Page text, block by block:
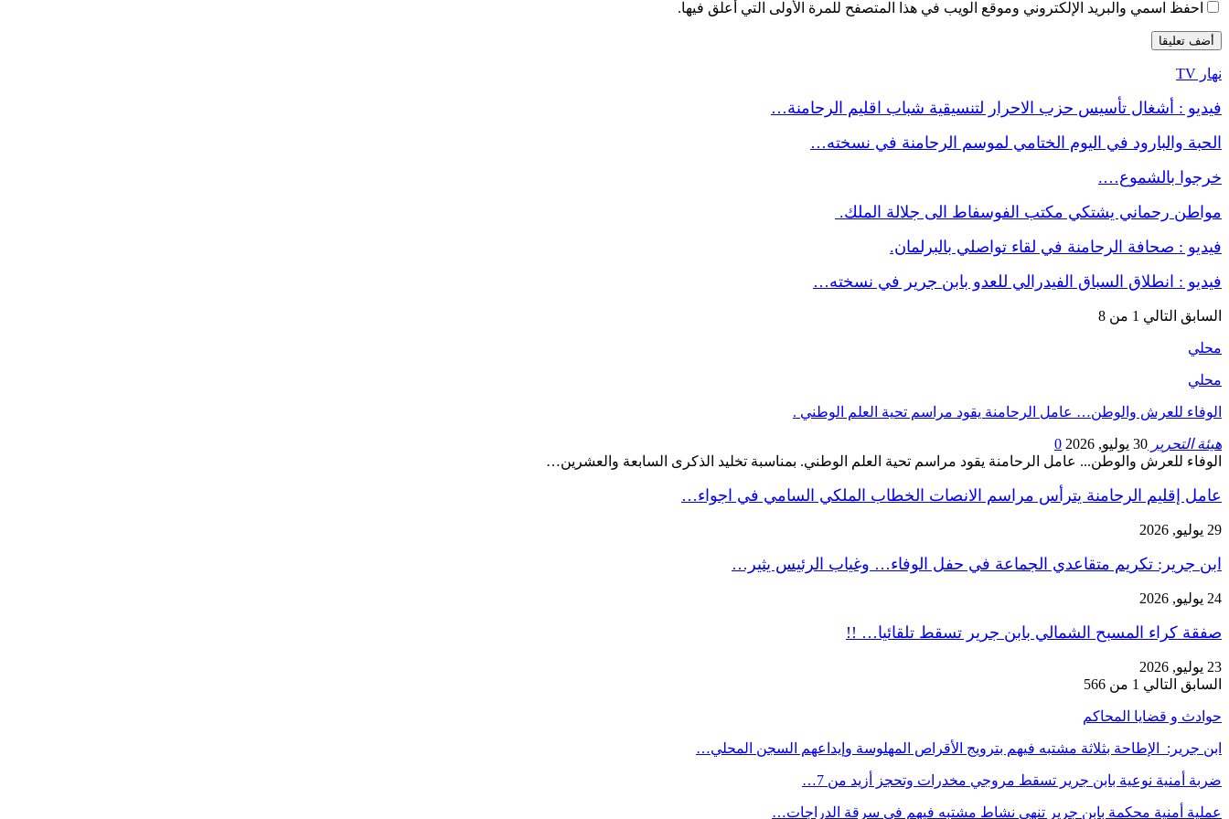
احفظ اسمي والبريد الإلكتروني وموقع الويب في هذا المتصفح للمرة الأولى التي أعلق فيها.
نهار TV
فيديو : أشغال تأسيس حزب الاحرار لتنسيقية شباب اقليم الرحامنة…
الحبة والبارود في اليوم الختامي لموسم الرحامنة في نسخته…
خرجوا بالشموع….
مواطن رحماني يشتكي مكتب الفوسفاط الى جلالة الملك.
فيديو : صحافة الرحامنة في لقاء تواصلي بالبرلمان.
فيديو : انطلاق السباق الفيدرالي للعدو بابن جرير في نسخته…
السابق التالي 1 من 8
محلي
محلي
الوفاء للعرش والوطن… عامل الرحامنة يقود مراسم تحية العلم الوطني .
هيئة التحرير 30 يوليو, 2026
0
الوفاء للعرش والوطن... عامل الرحامنة يقود مراسم تحية العلم الوطني. بمناسبة تخليد الذكرى السابعة والعشرين…
عامل إقليم الرحامنة يترأس مراسم الانصات الخطاب الملكي السامي في اجواء…
29 يوليو, 2026
ابن جرير: تكريم متقاعدي الجماعة في حفل الوفاء… وغياب الرئيس يثير…
24 يوليو, 2026
صفقة كراء المسبح الشمالي بابن جرير تسقط تلقائيا… !!
23 يوليو, 2026
السابق التالي 1 من 566
حوادث و قضايا المحاكم
ابن جرير: الإطاحة بثلاثة مشتبه فيهم بترويج الأقراص المهلوسة وإيداعهم السجن المحلي…
ضربة أمنية نوعية بابن جرير تسقط مروجي مخدرات وتحجز أزيد من 7…
عملية أمنية محكمة بابن جرير تنهي نشاط مشتبه فيهم في سرقة الدراجات…